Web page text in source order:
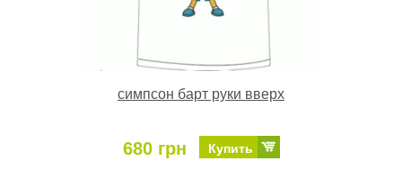
симпсон барт руки вверх
680 грн Купить